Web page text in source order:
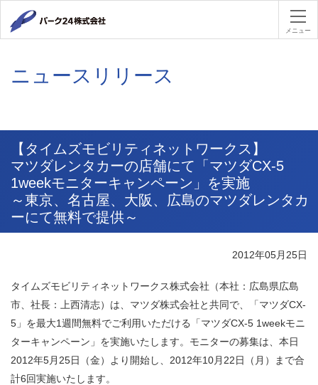
パーク２
メニュー
ニュースリリース
【タイムズモビリティネットワークス】
マツダレンタカーの店舗にて「マツダCX-5
1weekモニターキャンペーン」を実施
～東京、名古屋、大阪、広島のマツダレンタカ
ーにて無料で提供～
2012年05月25日
タイムズモビリティネットワークス株式会社（本社：広島県広島
市、社長：上西清志）は、マツダ株式会社と共同で、「マツダCX-
5」を最大1週間無料でご利用いただける「マツダCX-5 1weekモニ
ターキャンペーン」を実施いたします。モニターの募集は、本日
2012年5月25日（金）より開始し、2012年10月22日（月）まで合
計6回実施いたします。